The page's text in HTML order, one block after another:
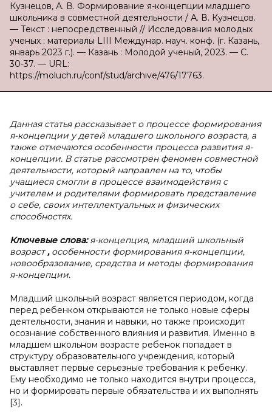
Кузнецов, А. В. Формирование я-концепции младшего
школьника в совместной деятельности / А. В. Кузнецов.
— Текст : непосредственный // Исследования молодых
ученых : материалы LIII Междунар. науч. конф. (г. Казань,
январь 2023 г.). — Казань : Молодой ученый, 2023. — С.
30-37. — URL:
https://moluch.ru/conf/stud/archive/476/17763.
Данная статья рассказывает о процессе формирования
я-концепции у детей младшего школьного возраста, а
также отмечаются особенности процесса развития я-
концепции. В статье рассмотрен феномен совместной
деятельности, который направлен на то, чтобы
учащиеся смогли в процессе взаимодействия с
учителем и родителями формировать представление
о себе, своих интеллектуальных и физических
способностях.
Ключевые слова:я-концепция, младший школьный
возраст, особенности формирования я-концепции,
новообразование, средства и методы формирования
я-концепции.
Младший школьный возраст является периодом, когда
перед ребенком открываются не только новые сферы
деятельности, знания и навыки, но также происходит
осознание собственного влияния и развития. Именно в
младшем школьном возрасте ребенок попадает в
структуру образовательного учреждения, который
выставляет первые серьезные требования к ребенку.
Ему необходимо не только находится внутри процесса,
но и формировать первые обязательства и их выполнять
[3].